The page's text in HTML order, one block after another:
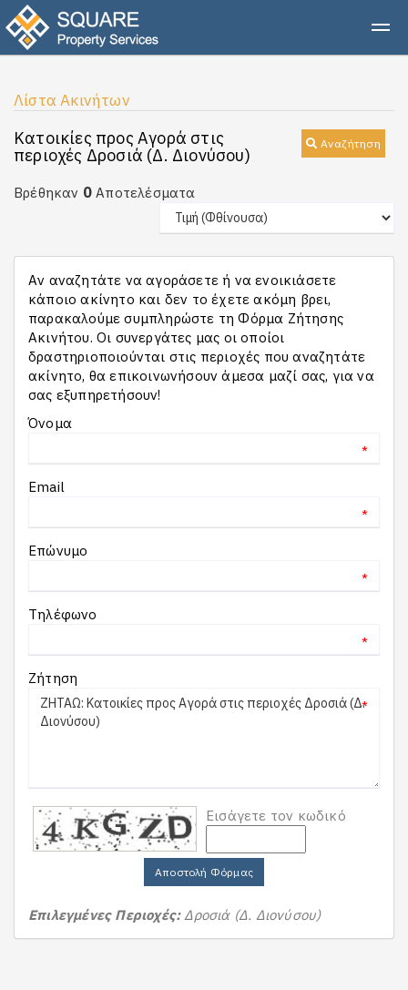
Λίστα Ακινήτων
Αναζήτηση
Κατοικίες προς Αγορά στις
περιοχές Δροσιά (Δ. Διονύσου)
Βρέθηκαν 0 Αποτελέσματα
Αν αναζητάτε να αγοράσετε ή να ενοικιάσετε
κάποιο ακίνητο και δεν το έχετε ακόμη βρει,
παρακαλούμε συμπληρώστε τη Φόρμα Ζήτησης
Ακινήτου. Οι συνεργάτες μας οι οποίοι
δραστηριοποιούνται στις περιοχές που αναζητάτε
ακίνητο, θα επικοινωνήσουν άμεσα μαζί σας, για να
σας εξυπηρετήσουν!
Όνομα
*
Email
*
Επώνυμο
*
Τηλέφωνο
*
Ζήτηση
*
Εισάγετε τον κωδικό
Αποστολή Φόρμας
Επιλεγμένες Περιοχές:Δροσιά (Δ. Διονύσου)